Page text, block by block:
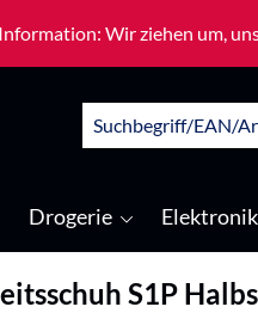
Wir ziehen um,
Drogerie
S1P